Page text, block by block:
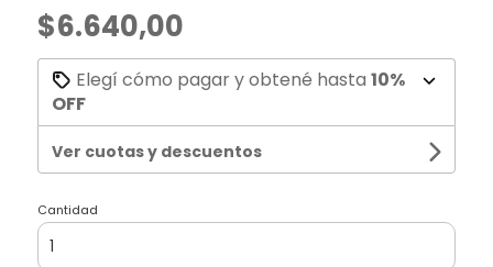
$6.640,00
Elegí cómo pagar y obtené hasta 10%
OFF
Ver cuotas y descuentos
Cantidad